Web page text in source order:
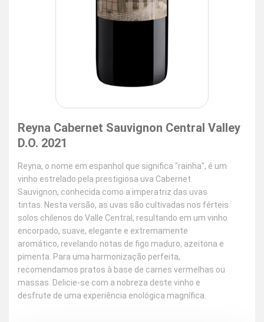
Reyna Cabernet Sauvignon Central Valley
D.O. 2021
Reyna, o nome em espanhol que significa "rainha", é um
vinho estrelado pela prestigiosa uva Cabernet
Sauvignon, conhecida como a imperatriz das uvas
tintas. Nesta versão, as uvas são cultivadas nos férteis
solos chilenos do Valle Central, resultando em um vinho
encorpado, suave, elegante e extremamente
aromático, revelando notas de figo maduro, azeitona e
pimenta. Para uma harmonização perfeita,
recomendamos pratos à base de carnes vermelhas ou
massas. Delicie-se com a nobreza deste vinho e
desfrute de uma experiência enológica magnífica.